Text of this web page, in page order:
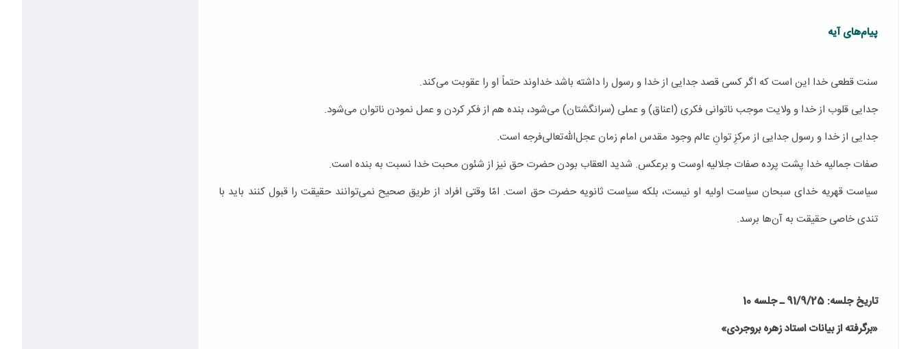
پیام‌های آیه
سنت قطعی خدا این است كه اگر كسی قصد جدایی از خدا و رسول را داشته باشد خداوند حتماً او را عقوبت می‌كند.
جدایی قلوب از خدا و ولایت موجب ناتوانی فكری (اعناق) و عملی (سرانگشتان) می‌شود، بنده هم از فكر كردن و عمل نمودن ناتوان می‌شود.
جدایی از خدا و رسول جدایی از مركزِ توانِ عالم وجود مقدس امام زمان عجل‌الله‌تعالی‌فرجه است.
صفات جمالیه خدا پشت پرده صفات جلالیه اوست و برعكس. شدید العقاب بودن حضرت حق نیز از شئون محبت خدا نسبت به بنده است.
سیاست قهریه خدای سبحان سیاست اولیه‌ او نیست، بلكه سیاست ثانویه حضرت حق است. امّا وقتی افراد از طریق صحیح نمی‌توانند حقیقت را قبول كنند باید با
تندی خاصی حقیقت به آن‌ها برسد.
تاریخ جلسه: 91/9/25 ـ جلسه 10
«برگرفته از بیانات استاد زهره بروجردی»